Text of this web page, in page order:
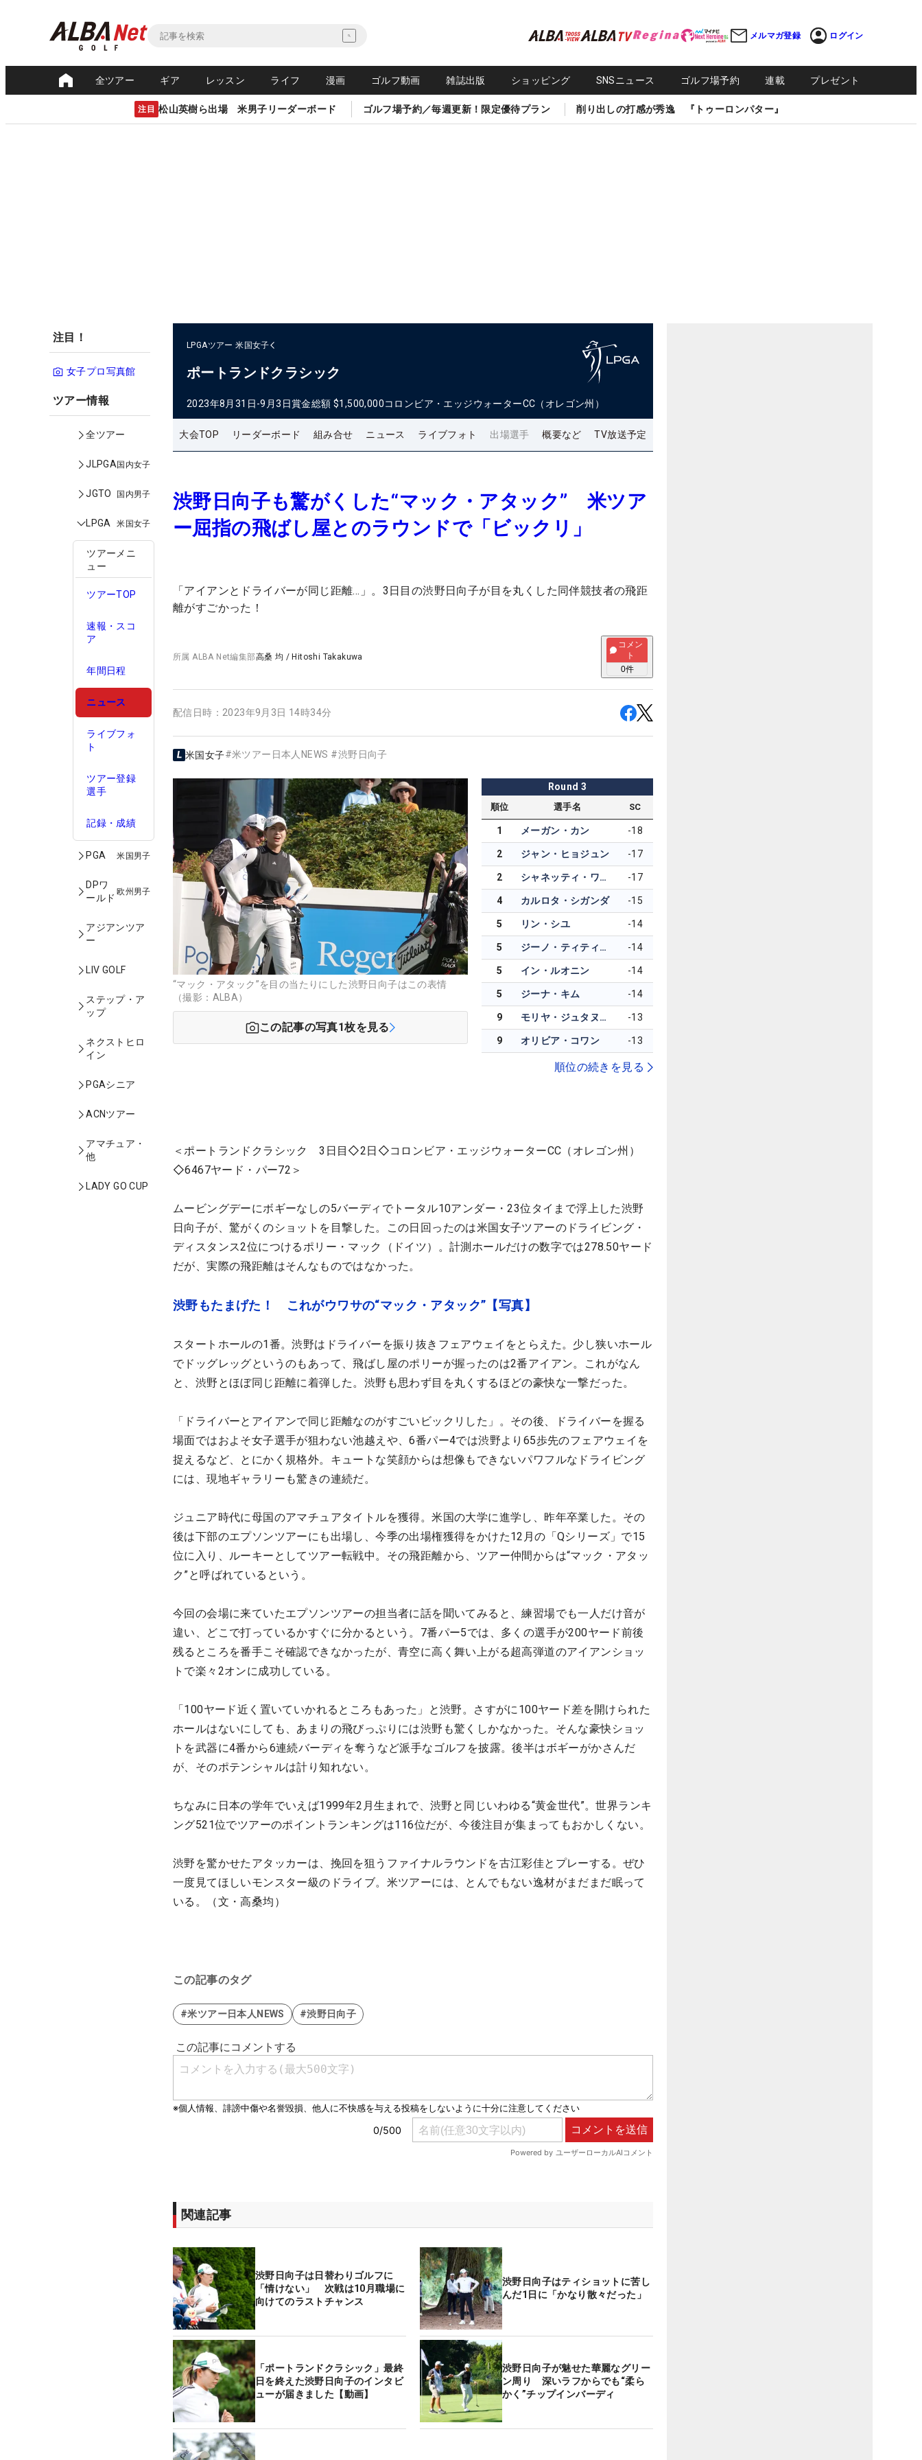
メルマガ登録 ログイン
全ツアー ギア レッスン ライフ 漫画 ゴルフ動画 雑誌出版 ショッピング SNSニュース ゴルフ場予約 連載 プレゼント
注目 松山英樹ら出場 米男子リーダーボード ゴルフ場予約／毎週更新！限定優待プラン 削り出しの打感が秀逸 『トゥーロンパター』
注目！
女子プロ写真館
ツアー情報
全ツアー
JLPGA国内女子
JGTO 国内男子
LPGA 米国女子
ツアーメニ
ュー
ツアーTOP
速報・スコ
ア
年間日程
ニュース
ライブフォ
ト
ツアー登録
選手
記録・成績
PGA 米国男子
DPワ
ールド
欧州男子
アジアンツア
ー
LIV GOLF
ステップ・ア
ップ
ネクストヒロ
イン
PGAシニア
ACNツアー
アマチュア・
他
LADY GO CUP
LPGAツアー 米国女子
ポートランドクラシック
2023年8月31日-9月3日賞金総額 $1,500,000コロンビア・エッジウォーターCC（オレゴン州）
大会TOP リーダーボード 組み合せ ニュース ライブフォト 出場選手 概要など TV放送予定
渋野日向子も驚がくした“マック・アタック” 米ツア
ー屈指の飛ばし屋とのラウンドで「ビックリ」
「アイアンとドライバーが同じ距離…」。3日目の渋野日向子が目を丸くした同伴競技者の飛距
離がすごかった！
所属ALBA Net編集部高桑 均 / Hitoshi Takakuwa
コメン
ト
0件
配信日時： 2023年9月3日 14時34分
米国女子#米ツアー日本人NEWS #渋野日向子
“マック・アタック”を目の当たりにした渋野日向子はこの表情
（撮影：ALBA）
この記事の写真1枚を見る
Round 3
順位 選手名 SC
1 メーガン・カン -18
2 ジャン・ヒョジュン -17
2 シャネッティ・ワナセン -17
4 カルロタ・シガンダ -15
5 リン・シユ -14
5 ジーノ・ティティクル -14
5 イン・ルオニン -14
5 ジーナ・キム -14
9 モリヤ・ジュタヌガーン -13
9 オリビア・コワン -13
順位の続きを見る
＜ポートランドクラシック 3日目◇2日◇コロンビア・エッジウォーターCC（オレゴン州）
◇6467ヤード・パー72＞
ムービングデーにボギーなしの5バーディでトータル10アンダー・23位タイまで浮上した渋野
日向子が、驚がくのショットを目撃した。この日回ったのは米国女子ツアーのドライビング・
ディスタンス2位につけるポリー・マック（ドイツ）。計測ホールだけの数字では278.50ヤード
だが、実際の飛距離はそんなものではなかった。
渋野もたまげた！ これがウワサの“マック・アタック”【写真】
スタートホールの1番。渋野はドライバーを振り抜きフェアウェイをとらえた。少し狭いホール
でドッグレッグというのもあって、飛ばし屋のポリーが握ったのは2番アイアン。これがなん
と、渋野とほぼ同じ距離に着弾した。渋野も思わず目を丸くするほどの豪快な一撃だった。
「ドライバーとアイアンで同じ距離なのがすごいビックリした」。その後、ドライバーを握る
場面ではおよそ女子選手が狙わない池越えや、6番パー4では渋野より65歩先のフェアウェイを
捉えるなど、とにかく規格外。キュートな笑顔からは想像もできないパワフルなドライビング
には、現地ギャラリーも驚きの連続だ。
ジュニア時代に母国のアマチュアタイトルを獲得。米国の大学に進学し、昨年卒業した。その
後は下部のエプソンツアーにも出場し、今季の出場権獲得をかけた12月の「Qシリーズ」で15
位に入り、ルーキーとしてツアー転戦中。その飛距離から、ツアー仲間からは“マック・アタッ
ク”と呼ばれているという。
今回の会場に来ていたエプソンツアーの担当者に話を聞いてみると、練習場でも一人だけ音が
違い、どこで打っているかすぐに分かるという。7番パー5では、多くの選手が200ヤード前後
残るところを番手こそ確認できなかったが、青空に高く舞い上がる超高弾道のアイアンショッ
トで楽々2オンに成功している。
「100ヤード近く置いていかれるところもあった」と渋野。さすがに100ヤード差を開けられた
ホールはないにしても、あまりの飛びっぷりには渋野も驚くしかなかった。そんな豪快ショッ
トを武器に4番から6連続バーディを奪うなど派手なゴルフを披露。後半はボギーがかさんだ
が、そのポテンシャルは計り知れない。
ちなみに日本の学年でいえば1999年2月生まれで、渋野と同じいわゆる“黄金世代”。世界ランキ
ング521位でツアーのポイントランキングは116位だが、今後注目が集まってもおかしくない。
渋野を驚かせたアタッカーは、挽回を狙うファイナルラウンドを古江彩佳とプレーする。ぜひ
一度見てほしいモンスター級のドライブ。米ツアーには、とんでもない逸材がまだまだ眠って
いる。（文・高桑均）
この記事のタグ
#米ツアー日本人NEWS #渋野日向子
関連記事
渋野日向子は日替わりゴルフに
「情けない」 次戦は10月職場に
向けてのラストチャンス
渋野日向子はティショットに苦し
んだ1日に「かなり散々だった」
「ポートランドクラシック」最終
日を終えた渋野日向子のインタビ
ューが届きました【動画】
渋野日向子が魅せた華麗なグリー
ン周り 深いラフからでも“柔ら
かく”チップインバーディ